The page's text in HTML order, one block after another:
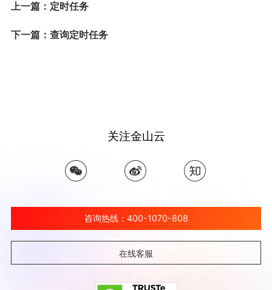
上一篇：定时任务
下一篇：查询定时任务
关注金山云
咨询热线：400-1070-808
在线客服